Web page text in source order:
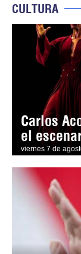
CULTURA
Carlos
el
viernes 7 de